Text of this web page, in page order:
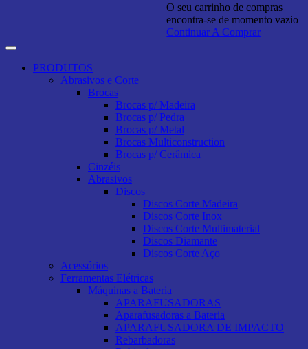
O seu carrinho de compras
encontra-se de momento vazio
Continuar A Comprar
PRODUTOS
Abrasivos e Corte
Brocas
Brocas p/ Madeira
Brocas p/ Pedra
Brocas p/ Metal
Brocas Multiconstruction
Brocas p/ Cerâmica
Cinzéis
Abrasivos
Discos
Discos Corte Madeira
Discos Corte Inox
Discos Corte Multimaterial
Discos Diamante
Discos Corte Aço
Acessórios
Ferramentas Elétricas
Máquinas a Bateria
APARAFUSADORAS
Aparafusadoras a Bateria
APARAFUSADORA DE IMPACTO
Rebarbadoras